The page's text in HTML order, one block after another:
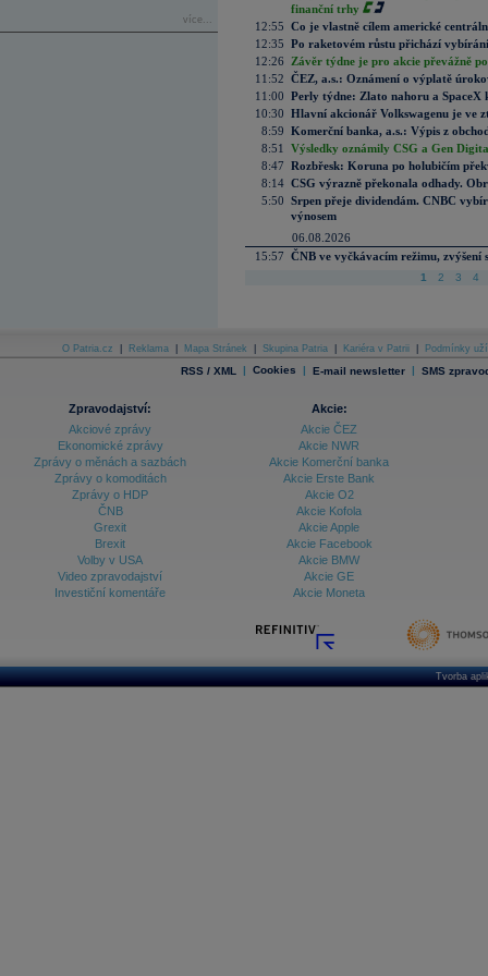
více...
finanční trhy
12:55 Co je vlastně cílem americké
12:35 Po raketovém růstu přichází
12:26
Závěr týdne je pro akcie převážně
11:52 ČEZ, a.s.: Oznámení o výplatě
11:00 Perly týdne: Zlato nahoru a SpaceX
10:30 Hlavní akcionář Volkswagenu je ve
8:59 Komerční banka, a.s.: Výpis z
8:51
Výsledky oznámily CSG a Gen
8:47 Rozbřesk: Koruna po holubičím
8:14 CSG výrazně překonala odhady.
5:50 Srpen přeje dividendám. CNBC
výnosem
06.08.2026
15:57 ČNB ve vyčkávacím režimu, zvýšení
1 2 3 4
O Patria.cz Reklama Mapa Stránek Skupina Patria Kariéra v Patrii Podmínky
RSS / XML | Cookies | E-mail newsletter | SMS
Zpravodajství:
Akciové zprávy
Ekonomické zprávy
Zprávy o měnách a sazbách
Zprávy o komoditách
Zprávy o HDP
ČNB
Grexit
Brexit
Volby v USA
Video zpravodajství
Investiční komentáře
Akcie:
Akcie ČEZ
Akcie NWR
Akcie Komerční banka
Akcie Erste Bank
Akcie O2
Akcie Kofola
Akcie Apple
Akcie Facebook
Akcie BMW
Akcie GE
Akcie Moneta
Tvorba